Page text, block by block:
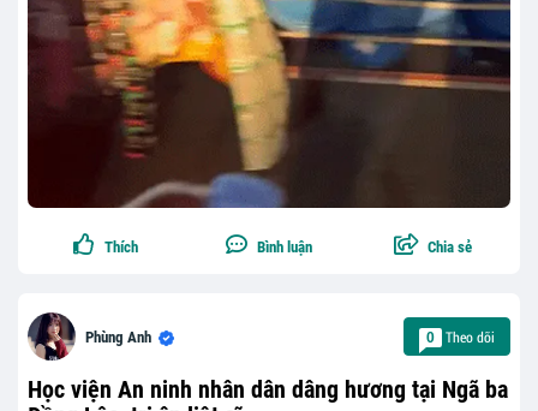
Thích Bình luận Chia sẻ
Phùng Anh 0 Theo dõi
Học viện An ninh nhân dân dâng hương tại Ngã ba